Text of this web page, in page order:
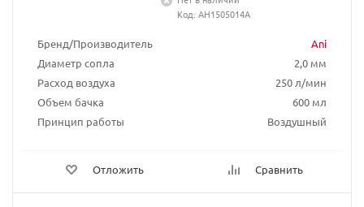
Бренд/Производитель
Ani
Диаметр сопла
2,0 мм
Расход воздуха
250 л/мин
Объем бачка
600 мл
Принцип работы
Воздушный
Отложить Сравнить
Код: AH1505014A